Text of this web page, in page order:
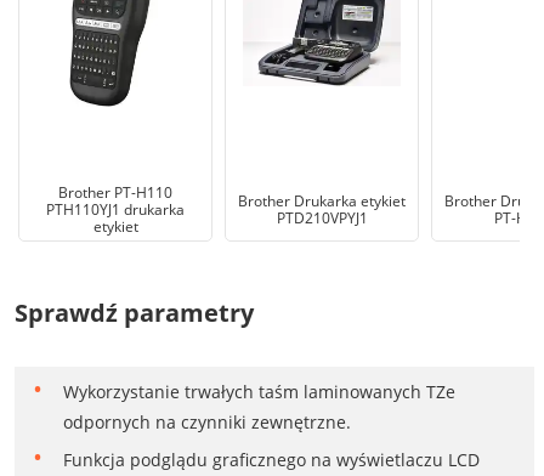
Brother PT-H110
PTH110YJ1 drukarka
etykiet
Brother Drukarka etykiet
PTD210VPYJ1
Brother
PT-
Sprawdź parametry
Wykorzystanie trwałych taśm laminowanych TZe
odpornych na czynniki zewnętrzne.
Funkcja podglądu graficznego na wyświetlaczu LCD